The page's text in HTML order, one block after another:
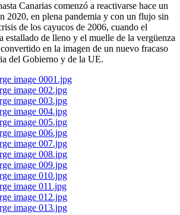
Canarias comenzó a reactivarse hace un
2020, en plena pandemia y con un flujo sin
de los cayucos de 2006, cuando el
estallado de lleno y el muelle de la vergüenza
en la imagen de un nuevo fracaso
del Gobierno y de la UE.